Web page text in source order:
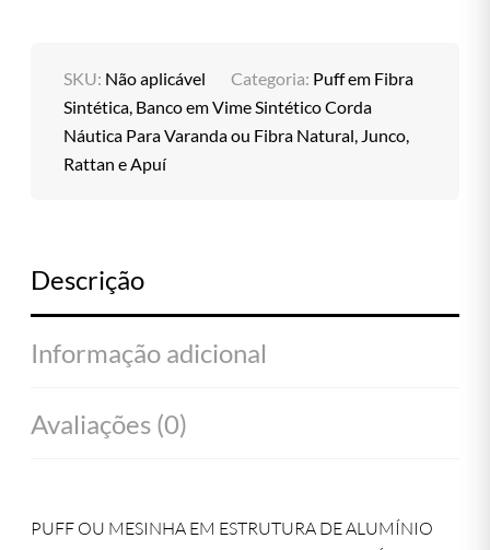
SKU: Não aplicável Categoria: Puff em Fibra
Sintética, Banco em Vime Sintético Corda
Náutica Para Varanda ou Fibra Natural, Junco,
Rattan e Apuí
Descrição
Informação adicional
Avaliações (0)
PUFF OU MESINHA EM ESTRUTURA DE ALUMÍNIO